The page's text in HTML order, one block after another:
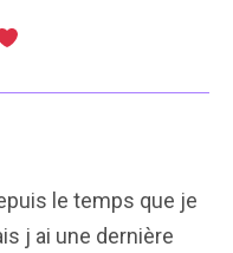
le temps que je
j ai une dernière